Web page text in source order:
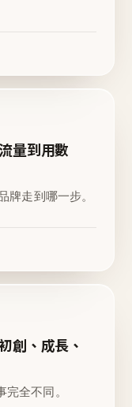
量到用數
牌走到哪一步。
創、成長、
全不同。